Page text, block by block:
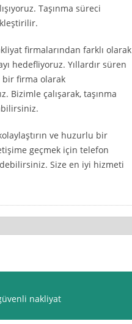
Taşınma süreci
firmalarından farklı olarak
hedefliyoruz. Yıllardır süren
bir firma olarak
Bizimle çalışarak, taşınma
ve huzurlu bir
geçmek için telefon
Size en iyi hizmeti
nakliyat